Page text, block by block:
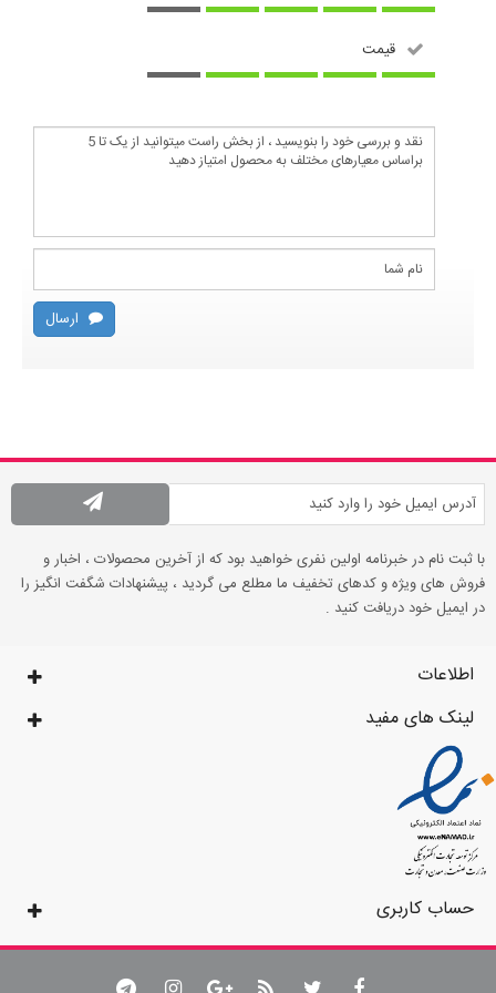
قیمت
ارسال
با ثبت نام در خبرنامه اولین نفری خواهید بود که از آخرین محصولات ، اخبار و
فروش های ویژه و کدهای تخفیف ما مطلع می گردید ، پیشنهادات شگفت انگیز را
در ایمیل خود دریافت کنید .
اطلاعات
لینک های مفید
حساب کاربری